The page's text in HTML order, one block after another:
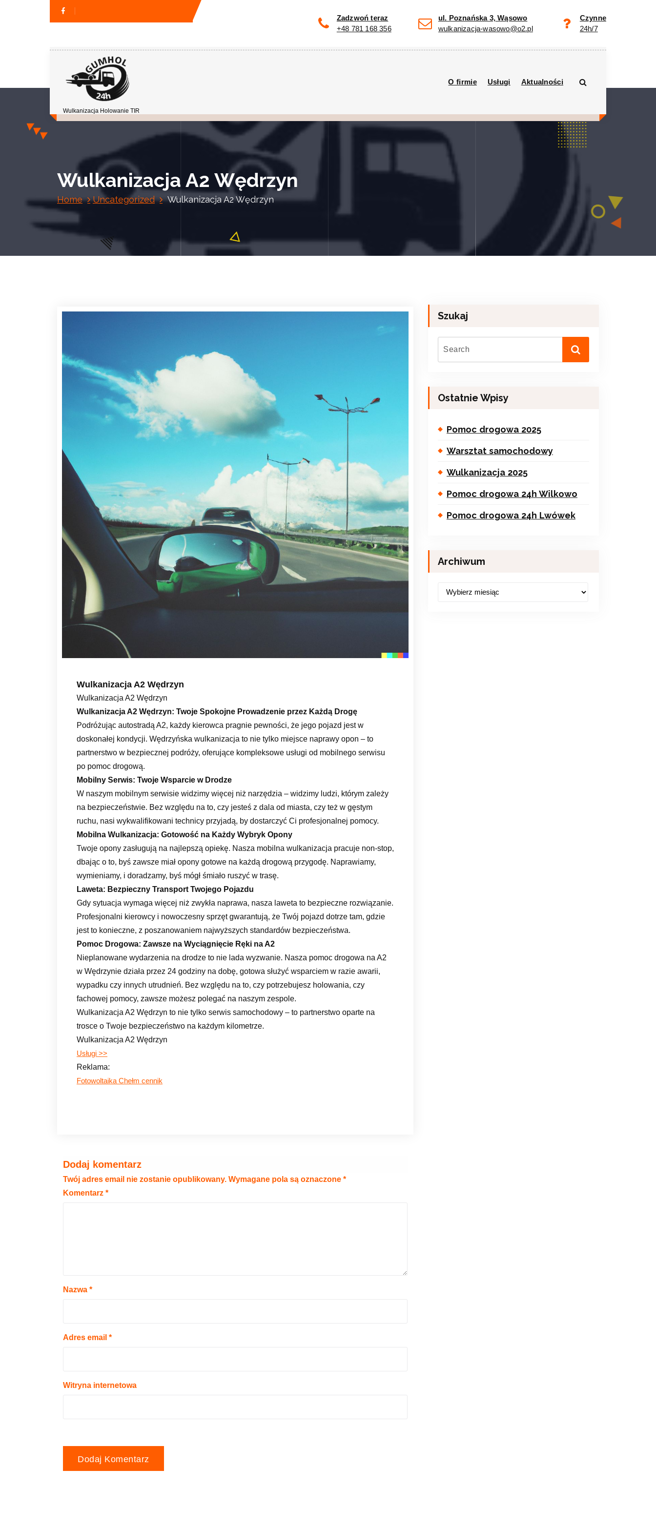
Zadzwoń teraz
+48 781 168 356
ul. Poznańska 3, Wąsowo
wulkanizacja-wasowo@o2.pl
Czynne
24h/7
Wulkanizacja Holowanie TIR
O firmie Usługi Aktualności
Wulkanizacja A2 Wędrzyn
Home Uncategorized Wulkanizacja A2 Wędrzyn
Wulkanizacja A2 Wędrzyn
Wulkanizacja A2 Wędrzyn
Wulkanizacja A2 Wędrzyn: Twoje Spokojne Prowadzenie przez Każdą Drogę
Podróżując autostradą A2, każdy kierowca pragnie pewności, że jego pojazd jest w
doskonałej kondycji. Wędrzyńska wulkanizacja to nie tylko miejsce naprawy opon – to
partnerstwo w bezpiecznej podróży, oferujące kompleksowe usługi od mobilnego serwisu
po pomoc drogową.
Mobilny Serwis: Twoje Wsparcie w Drodze
W naszym mobilnym serwisie widzimy więcej niż narzędzia – widzimy ludzi, którym zależy
na bezpieczeństwie. Bez względu na to, czy jesteś z dala od miasta, czy też w gęstym
ruchu, nasi wykwalifikowani technicy przyjadą, by dostarczyć Ci profesjonalnej pomocy.
Mobilna Wulkanizacja: Gotowość na Każdy Wybryk Opony
Twoje opony zasługują na najlepszą opiekę. Nasza mobilna wulkanizacja pracuje non-stop,
dbając o to, byś zawsze miał opony gotowe na każdą drogową przygodę. Naprawiamy,
wymieniamy, i doradzamy, byś mógł śmiało ruszyć w trasę.
Laweta: Bezpieczny Transport Twojego Pojazdu
Gdy sytuacja wymaga więcej niż zwykła naprawa, nasza laweta to bezpieczne rozwiązanie.
Profesjonalni kierowcy i nowoczesny sprzęt gwarantują, że Twój pojazd dotrze tam, gdzie
jest to konieczne, z poszanowaniem najwyższych standardów bezpieczeństwa.
Pomoc Drogowa: Zawsze na Wyciągnięcie Ręki na A2
Nieplanowane wydarzenia na drodze to nie lada wyzwanie. Nasza pomoc drogowa na A2
w Wędrzynie działa przez 24 godziny na dobę, gotowa służyć wsparciem w razie awarii,
wypadku czy innych utrudnień. Bez względu na to, czy potrzebujesz holowania, czy
fachowej pomocy, zawsze możesz polegać na naszym zespole.
Wulkanizacja A2 Wędrzyn to nie tylko serwis samochodowy – to partnerstwo oparte na
trosce o Twoje bezpieczeństwo na każdym kilometrze.
Wulkanizacja A2 Wędrzyn
Usługi >>
Reklama:
Fotowoltaika Chełm cennik
Dodaj komentarz
Twój adres email nie zostanie opublikowany. Wymagane pola są oznaczone *
Komentarz *
Nazwa *
Adres email *
Witryna internetowa
Szukaj
Ostatnie Wpisy
Pomoc drogowa 2025
Warsztat samochodowy
Wulkanizacja 2025
Pomoc drogowa 24h Wilkowo
Pomoc drogowa 24h Lwówek
Archiwum